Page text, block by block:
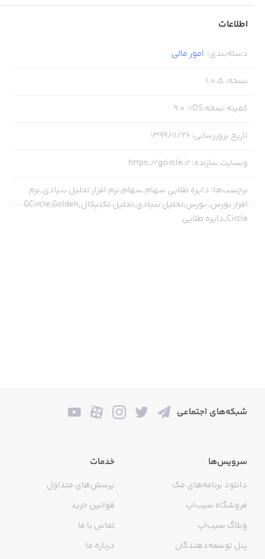
اطلاعات
دسته‌بندی: امور ‌مالی
نسخه:
1.0.5
کمینه نسخه iOS :
9.0
تاریخ بروزرسانی: ۱۳۹۹/۱۱/۲۶
وبسایت سازنده:
https://gcircle.ir
برچسب‌ها: دایره طلایی سهام,سهام,نرم افزار تحلیل بنیادی,نرم
افزار بورس, بورس,تحلیل بنیادی,تحلیل تکنیکال,GCircle,Golden
Circle,دایره طلایی
شبکه‌های اجتماعی
سرویس‌ها
دانلود برنامه‌های مک
فروشگاه سیب‌اپ
وبلاگ سیب‌اپ
پنل توسعه‌دهندگان
خدمات
پرسش‌های متداول
قوانین خرید
تماس با ما
درباره ما